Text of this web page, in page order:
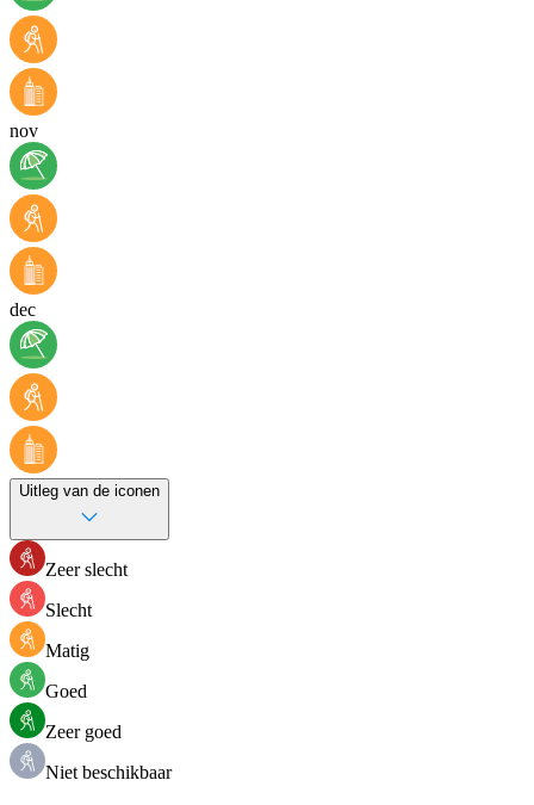
nov
dec
Uitleg van de iconen
Zeer slecht
Slecht
Matig
Goed
Zeer goed
Niet beschikbaar